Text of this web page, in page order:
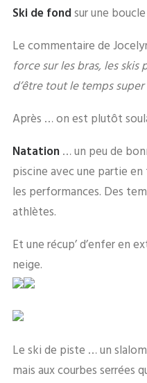
Ski de fondsur une
Le commentaire de
force sur les bras, les
d’être tout le temps
Après … on est plutôt
Natation… un peu de
piscine avec une partie
les performances. Des
athlètes.
Et une récup’ d’enfer en
neige.
Le ski de piste … un
mais aux courbes serrées